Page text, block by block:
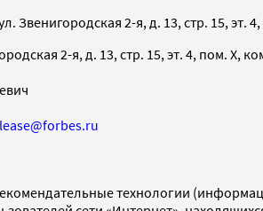
Звенигородская 2-я, д. 13, стр. 15, эт.
2-я, д. 13, стр. 15, эт. 4, пом. X,
технологии